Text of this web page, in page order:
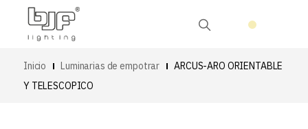
Inicio Luminarias de empotrar
ARCUS-ARO ORIENTABLE
Y TELESCOPICO